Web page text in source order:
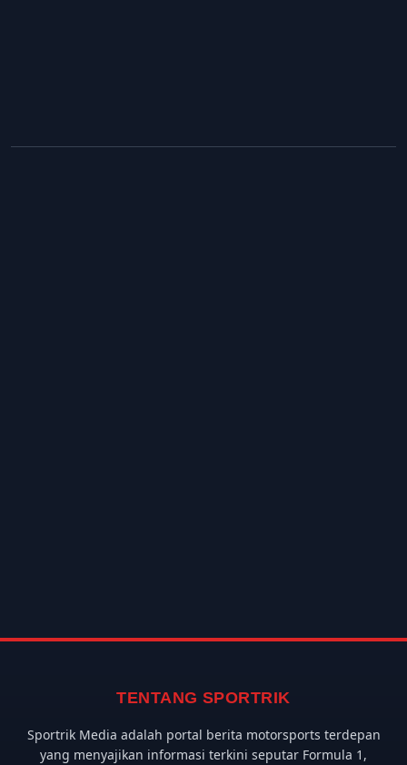
TENTANG SPORTRIK
Sportrik Media adalah portal berita motorsports terdepan
yang menyajikan informasi terkini seputar Formula 1,